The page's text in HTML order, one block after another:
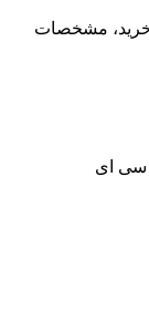
مشخصات